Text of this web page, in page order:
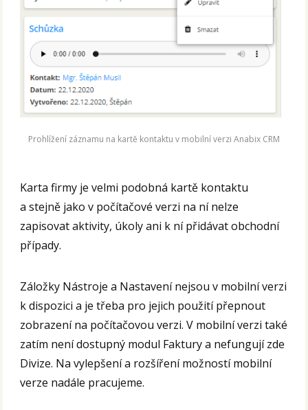
Prohlížení záznamu na kartě kontaktu v mobilní verzi Anabix CRM
Karta firmy je velmi podobná kartě kontaktu
a stejně jako v počítačové verzi na ní nelze
zapisovat aktivity, úkoly ani k ní přidávat obchodní
případy.
Záložky Nástroje a Nastavení nejsou v mobilní verzi
k dispozici a je třeba pro jejich použití přepnout
zobrazení na počítačovou verzi. V mobilní verzi také
zatím není dostupný modul Faktury a nefungují zde
Divize. Na vylepšení a rozšíření možností mobilní
verze nadále pracujeme.